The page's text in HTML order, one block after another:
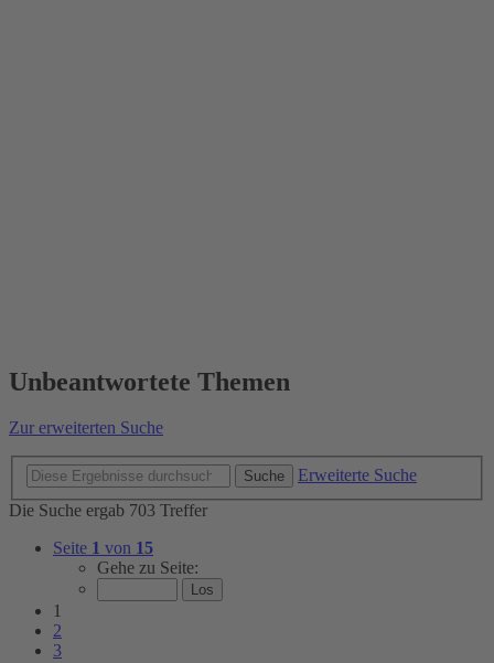
Unbeantwortete Themen
Zur erweiterten Suche
Suche
Erweiterte Suche
Die Suche ergab 703 Treffer
Seite 1 von 15
Gehe zu Seite:
1
2
3